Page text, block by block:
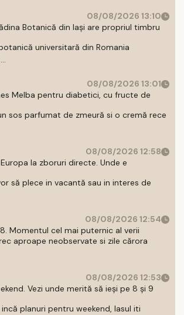
08/08/2026 13:10
Botanică din Iași are propriul timbru
universitară din Romania
08/08/2026 13:01
Melba pentru diabetici, cu fructe de
sos parfumat de zmeură si o cremă rece
08/08/2026 12:58
la zboruri directe. Unde e
să plece in vacantă sau in interes de
08/08/2026 12:54
Momentul cel mai puternic al verii
aproape neobservate si zile cărora
08/08/2026 12:53
Vezi unde merită să ieși pe 8 și 9
planuri pentru weekend, Iasul iti